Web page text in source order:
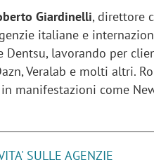
Giardinelli, direttore
italiane e
Dentsu, lavorando per
Veralab e molti altri.
manifestazioni come
SULLE AGENZIE